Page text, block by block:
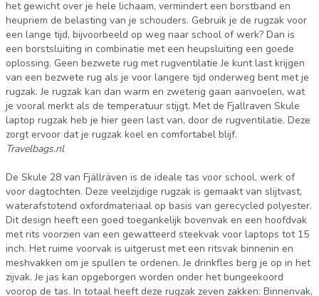
het gewicht over je hele lichaam, vermindert een borstband en
heupriem de belasting van je schouders. Gebruik je de rugzak voor
een lange tijd, bijvoorbeeld op weg naar school of werk? Dan is
een borstsluiting in combinatie met een heupsluiting een goede
oplossing. Geen bezwete rug met rugventilatie Je kunt last krijgen
van een bezwete rug als je voor langere tijd onderweg bent met je
rugzak. Je rugzak kan dan warm en zweterig gaan aanvoelen, wat
je vooral merkt als de temperatuur stijgt. Met de Fjallraven Skule
laptop rugzak heb je hier geen last van, door de rugventilatie. Deze
zorgt ervoor dat je rugzak koel en comfortabel blijf.
Travelbags.nl
De Skule 28 van Fjällräven is de ideale tas voor school, werk of
voor dagtochten. Deze veelzijdige rugzak is gemaakt van slijtvast,
waterafstotend oxfordmateriaal op basis van gerecycled polyester.
Dit design heeft een goed toegankelijk bovenvak en een hoofdvak
met rits voorzien van een gewatteerd steekvak voor laptops tot 15
inch. Het ruime voorvak is uitgerust met een ritsvak binnenin en
meshvakken om je spullen te ordenen. Je drinkfles berg je op in het
zijvak. Je jas kan opgeborgen worden onder het bungeekoord
voorop de tas. In totaal heeft deze rugzak zeven zakken: Binnenvak,